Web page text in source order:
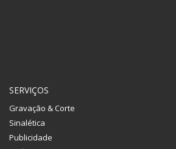
SERVIÇOS
Gravação & Corte
Sinalética
Publicidade